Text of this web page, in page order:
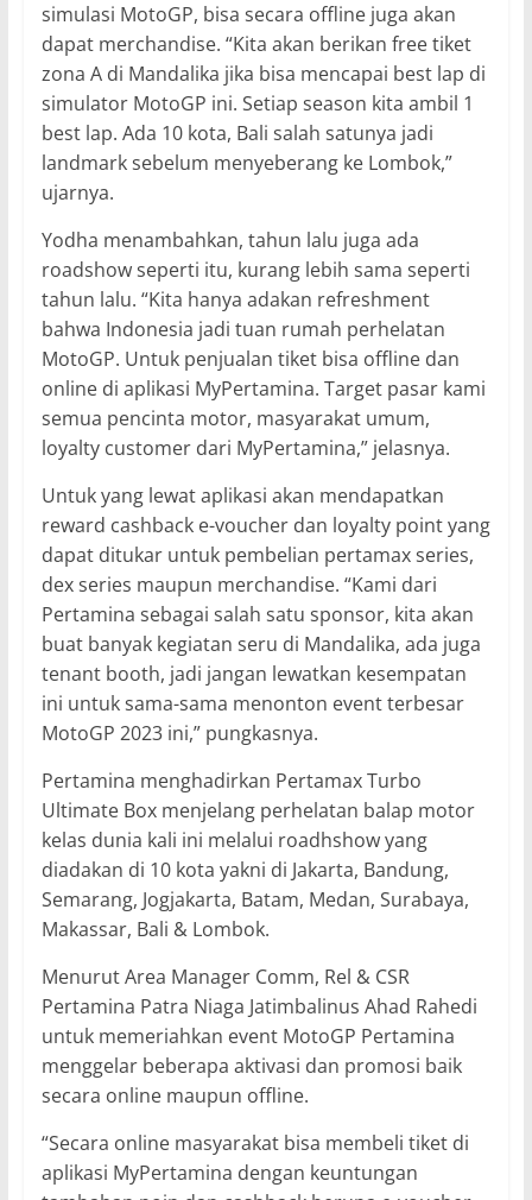
simulasi MotoGP, bisa secara offline juga akan
dapat merchandise. “Kita akan berikan free tiket
zona A di Mandalika jika bisa mencapai best lap di
simulator MotoGP ini. Setiap season kita ambil 1
best lap. Ada 10 kota, Bali salah satunya jadi
landmark sebelum menyeberang ke Lombok,”
ujarnya.
Yodha menambahkan, tahun lalu juga ada
roadshow seperti itu, kurang lebih sama seperti
tahun lalu. “Kita hanya adakan refreshment
bahwa Indonesia jadi tuan rumah perhelatan
MotoGP. Untuk penjualan tiket bisa offline dan
online di aplikasi MyPertamina. Target pasar kami
semua pencinta motor, masyarakat umum,
loyalty customer dari MyPertamina,” jelasnya.
Untuk yang lewat aplikasi akan mendapatkan
reward cashback e-voucher dan loyalty point yang
dapat ditukar untuk pembelian pertamax series,
dex series maupun merchandise. “Kami dari
Pertamina sebagai salah satu sponsor, kita akan
buat banyak kegiatan seru di Mandalika, ada juga
tenant booth, jadi jangan lewatkan kesempatan
ini untuk sama-sama menonton event terbesar
MotoGP 2023 ini,” pungkasnya.
Pertamina menghadirkan Pertamax Turbo
Ultimate Box menjelang perhelatan balap motor
kelas dunia kali ini melalui roadhshow yang
diadakan di 10 kota yakni di Jakarta, Bandung,
Semarang, Jogjakarta, Batam, Medan, Surabaya,
Makassar, Bali & Lombok.
Menurut Area Manager Comm, Rel & CSR
Pertamina Patra Niaga Jatimbalinus Ahad Rahedi
untuk memeriahkan event MotoGP Pertamina
menggelar beberapa aktivasi dan promosi baik
secara online maupun offline.
“Secara online masyarakat bisa membeli tiket di
aplikasi MyPertamina dengan keuntungan